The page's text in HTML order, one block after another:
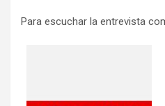
Para escuchar la entrevista